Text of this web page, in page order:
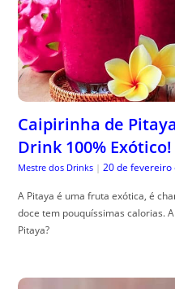
Caipirinha de
Drink 100% Exótico!
Mestre dos Drinks | 20 de fevereiro
A Pitaya é uma fruta exótica, é
doce tem pouquíssimas calorias.
Pitaya?